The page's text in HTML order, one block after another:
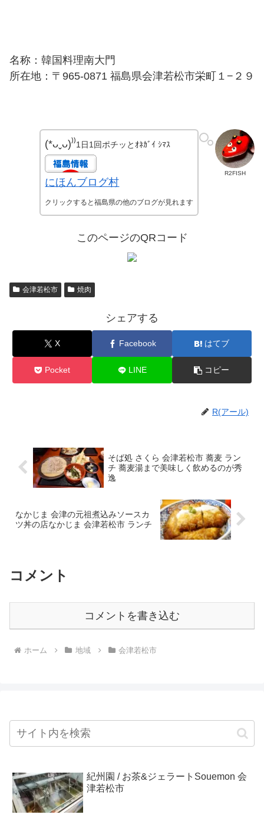
名称：韓国料理南大門
所在地：〒965-0871 福島県会津若松市栄町１−２９
R2FISH
(*ᴗˬᴗ)⁾⁾1日1回ポチッとｵﾈｶﾞｲ ｼﾏｽ
にほんブログ村
クリックすると福島県の他のブログが見れます
このページのQRコード
会津若松市 焼肉
シェアする
X Facebook はてブ
Pocket LINE コピー
R(アール)
そば処 さくら 会津若松市 蕎麦 ラン
チ 蕎麦湯まで美味しく飲めるのが秀
逸
なかじま 会津の元祖煮込みソースカ
ツ丼の店なかじま 会津若松市 ランチ
コメント
コメントを書き込む
ホーム 地域 会津若松市
紀州園 / お茶&ジェラートSouemon 会
津若松市